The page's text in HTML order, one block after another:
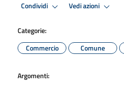
Condividi Vedi azioni
Categorie:
Commercio
Comune
Argomenti: